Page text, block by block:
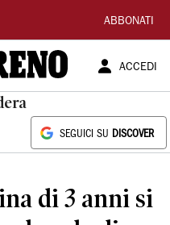
ABBONATI
ACCEDI
SEGUICI SU DISCOVER
di 3 anni si